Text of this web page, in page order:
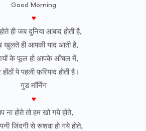
Good Morning
♥
ही जब दुनिया आबाद होती है,
ही आपकी याद आती है,
के फूल हो आपके आँचल में,
पे पहली फ़रियाद होती है।
गुड मॉर्निंग
♥
ना होते तो हम खो गये होते,
जिंदगी से रूशवा हो गये होते,